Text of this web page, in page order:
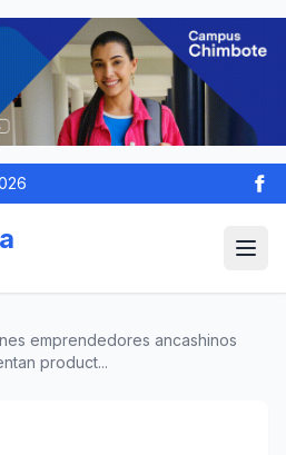
emprendedores ancashinos
product...